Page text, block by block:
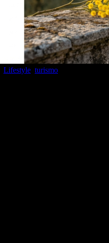
Lifestyle turismo